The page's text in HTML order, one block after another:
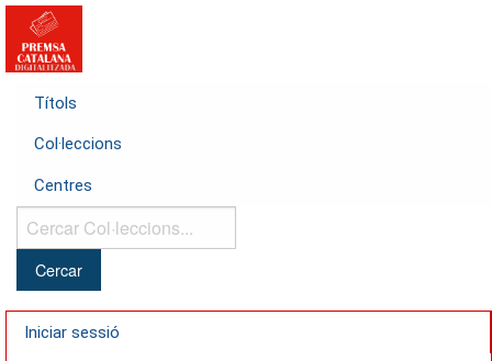
Títols
Col·leccions
Centres
Cercar
Col·leccions...
Iniciar sessió